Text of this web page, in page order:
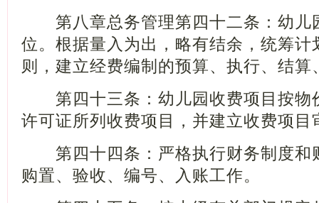
第八章总务管理第四十二条：幼儿
位。根据量入为出，略有结余，统筹计
则，建立经费编制的预算、执行、结算
第四十三条：幼儿园收费项目按物
许可证所列收费项目，并建立收费项目
第四十四条：严格执行财务制度和
购置、验收、编号、入账工作。